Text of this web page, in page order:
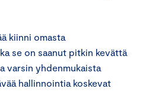
kiinni omasta
se on saanut pitkin kevättä
varsin yhdenmukaista
hallinnointia koskevat